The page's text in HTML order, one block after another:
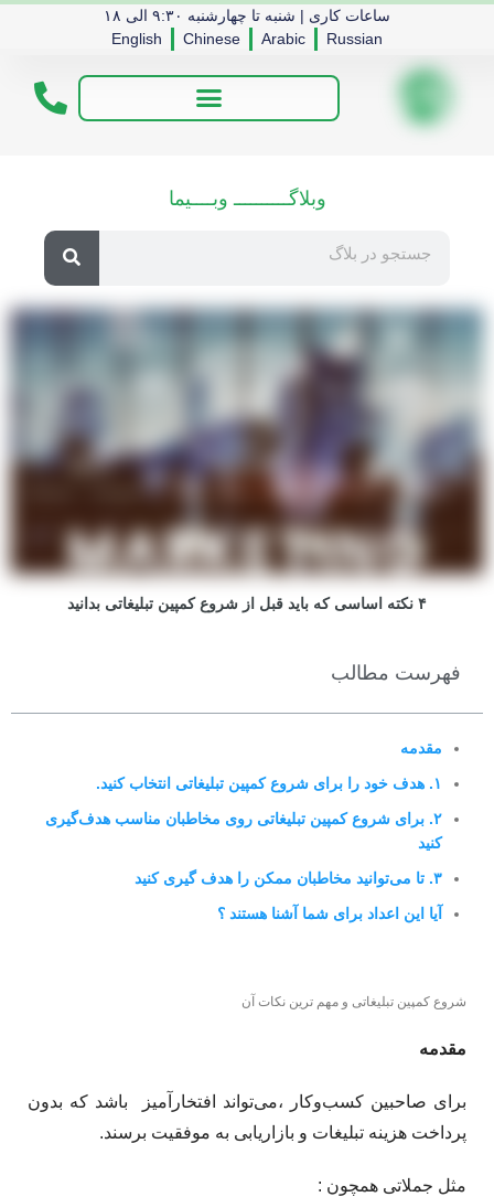
ساعات کاری | شنبه تا چهارشنبه ۹:۳۰ الی ۱۸
Russian
Arabic
Chinese
English
وبلاگــــــــــ وبــــیما
۴ نکته اساسی که باید قبل از شروع کمپین تبلیغاتی بدانید
فهرست مطالب
مقدمه
۱. هدف خود را برای شروع کمپین تبلیغاتی انتخاب کنید. ​
۲. برای شروع کمپین تبلیغاتی روی مخاطبان مناسب هدف‌گیری
کنید
۳. تا می‌توانید مخاطبان ممکن را هدف گیری کنید
آیا این اعداد برای شما آشنا هستند ؟ ​
شروع کمپین تبلیغاتی و مهم ترین نکات آن
مقدمه
برای صاحبین کسب‌وکار ،می‌تواند افتخارآمیز باشد که بدون
پرداخت هزینه تبلیغات و بازاریابی به موفقیت برسند.
مثل جملاتی همچون :